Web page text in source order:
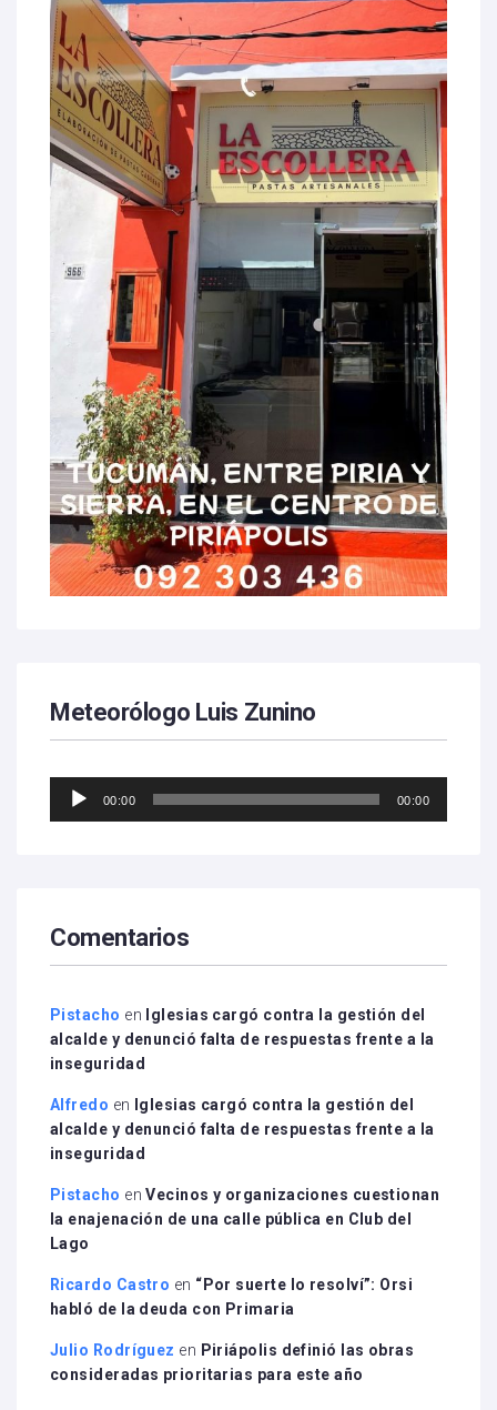
Meteorólogo Luis Zunino
Reproductor
00:00 00:00
Comentarios
Pistacho en
Iglesias cargó contra la gestión del
alcalde y denunció falta de respuestas frente a la
inseguridad
Alfredo en
Iglesias cargó contra la gestión del
alcalde y denunció falta de respuestas frente a la
inseguridad
Pistacho enVecinos y organizaciones cuestionan
la enajenación de una calle pública en Club del
Lago
Ricardo Castro en “Por suerte lo resolví”: Orsi
habló de la deuda con Primaria
Julio Rodríguez en Piriápolis definió las obras
consideradas prioritarias para este año